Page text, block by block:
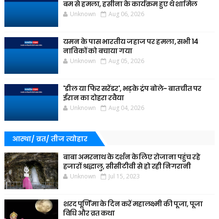
बम से हमला, हसीना के कार्यक्रम हुए थे शामिल
Unknown Aug 06, 2026
यमन के पास भारतीय जहाज पर हमला, सभी 14
नाविकों को बचाया गया
Unknown Aug 05, 2026
'डील या फिर सरेंडर', भड़के ट्रंप बोले- बातचीत पर
ईरान का दोहरा रवैया
Unknown Aug 04, 2026
आस्था/ व्रत/ तीज त्‍योहार
बाबा अमरनाथ के दर्शन के लिए रोजाना पहुंच रहे
हजारों श्रद्धालु, सीसीटीवी से हो रही निगरानी
Unknown Jul 15, 2023
शरद पूर्णिमा के दिन करें महालक्ष्मी की पूजा, पूजा
विधि और व्रत कथा